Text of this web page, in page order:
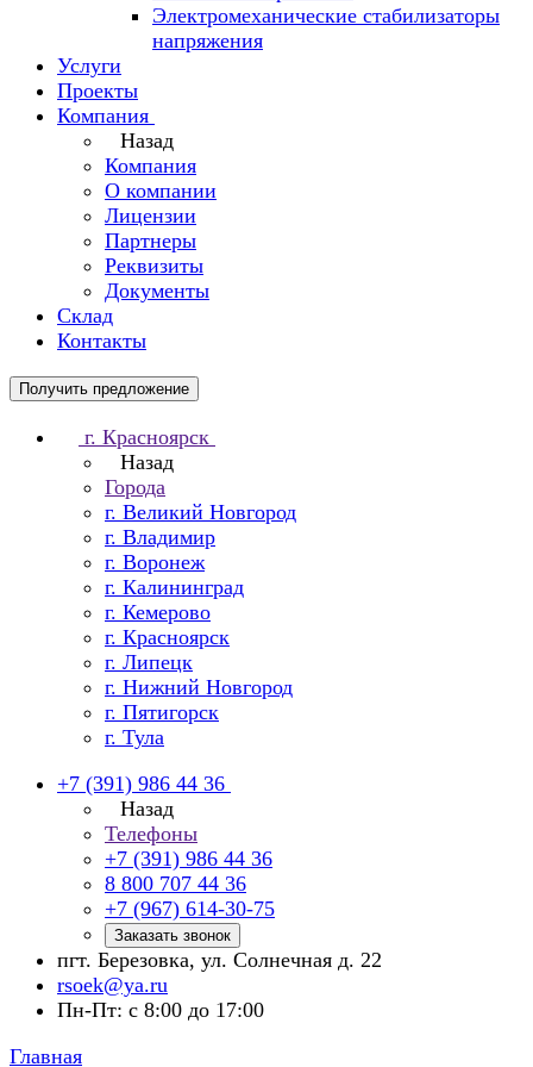
Электромеханические стабилизаторы
напряжения
Услуги
Проекты
Компания
Назад
Компания
О компании
Лицензии
Партнеры
Реквизиты
Документы
Склад
Контакты
Получить предложение
г. Красноярск
Назад
Города
г. Великий Новгород
г. Владимир
г. Воронеж
г. Калининград
г. Кемерово
г. Красноярск
г. Липецк
г. Нижний Новгород
г. Пятигорск
г. Тула
+7 (391) 986 44 36
Назад
Телефоны
+7 (391) 986 44 36
8 800 707 44 36
+7 (967) 614-30-75
Заказать звонок
пгт. Березовка, ул. Солнечная д. 22
rsoek@ya.ru
Пн-Пт: с 8:00 до 17:00
Главная